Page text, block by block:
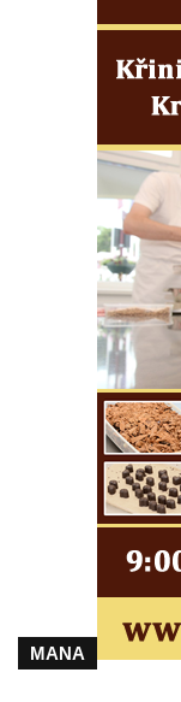
Kříž
Drascheho
Mikulášovicích
Hillův kříž u
Hampelův kříž
v
Kříž před
Růžové
Centrální kříž
Vilémově
Centrální kříž
Vilémově
křížové cestě
Strání
MANA